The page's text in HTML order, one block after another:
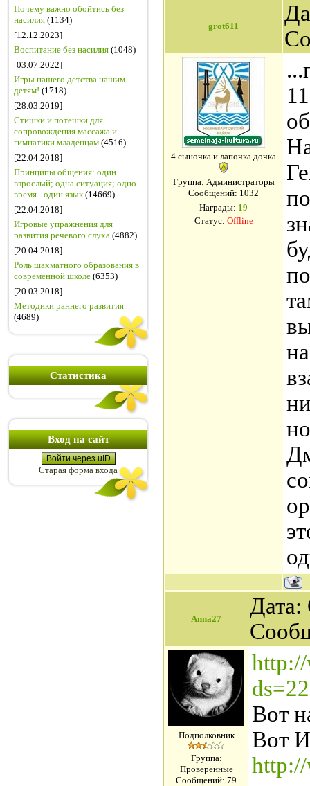
Почему важно обойтись без
насилия (1134)
[12.12.2023]
Воспитание без насилия (1048)
[03.07.2022]
Игры нашего детства нашим
детям! (1718)
[28.03.2019]
Стишки и потешки для
сопровождения массажа и
гимнатики младенцам (4516)
[22.04.2018]
Принципы общения: один
взрослый; одна ситуация; одно
время - один язык(14669)
[22.04.2018]
Игровые упражнения для
развития речевого слуха (4882)
[20.04.2018]
Роль шахматного образования в
современной школе (6353)
[20.03.2018]
Методики раннего развития
(4689)
Статистика
Вход на сайт
Войти через uID
Старая форма входа
grot611
4 сыночка и лапочка дочка
Группа: Администраторы
Сообщений: 1032
Награды: 19
Статус: Offline
Anna27
Дата:
Подполковник
Группа:
Проверенные
Сообщений: 79
Вот
Вот